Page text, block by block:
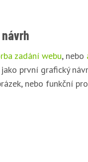
zadání webu, nebo
první grafický
nebo funkční